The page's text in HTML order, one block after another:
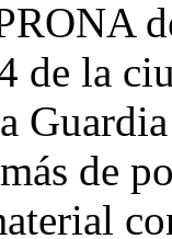
de la
de